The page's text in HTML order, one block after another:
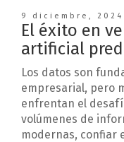
9 diciembre, 2024
El éxito en
artificial
Los datos son
empresarial, pero
enfrentan el
volúmenes de
modernas, confiar